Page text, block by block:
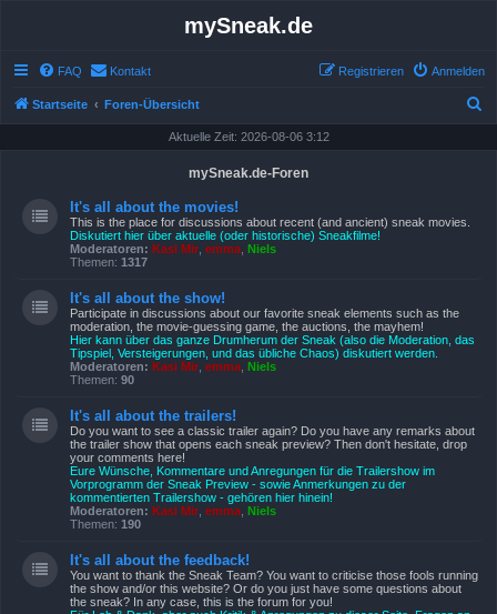
mySneak.de
FAQ Kontakt Anmelden
Registrieren
Startseite Foren-Übersicht
Aktuelle Zeit: 2026-08-06 3:12
mySneak.de-Foren
It's all about the movies!
This is the place for discussions about recent (and ancient) sneak movies.
Diskutiert hier über aktuelle (oder historische) Sneakfilme!
Moderatoren: Kasi Mir emma Niels
Themen: 1317
It's all about the show!
Participate in discussions about our favorite sneak elements such as the
moderation, the movie-guessing game, the auctions, the mayhem!
Hier kann über das ganze Drumherum der Sneak (also die Moderation, das
Tipspiel, Versteigerungen, und das übliche Chaos) diskutiert werden.
Moderatoren: Kasi Mir emma Niels
Themen: 90
It's all about the trailers!
Do you want to see a classic trailer again? Do you have any remarks about
the trailer show that opens each sneak preview? Then don't hesitate, drop
your comments here!
Eure Wünsche, Kommentare und Anregungen für die Trailershow im
Vorprogramm der Sneak Preview - sowie Anmerkungen zu der
kommentierten Trailershow - gehören hier hinein!
Moderatoren: Kasi Mir emma Niels
Themen: 190
It's all about the feedback!
You want to thank the Sneak Team? You want to criticise those fools running
the show and/or this website? Or do you just have some questions about
the sneak? In any case, this is the forum for you!